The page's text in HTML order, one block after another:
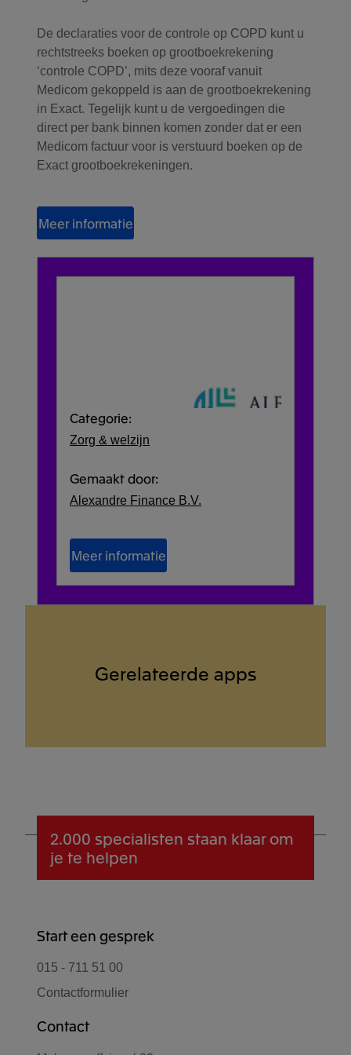
De declaraties voor de controle op COPD kunt u
rechtstreeks boeken op grootboekrekening
‘controle COPD’, mits deze vooraf vanuit
Medicom gekoppeld is aan de grootboekrekening
in Exact. Tegelijk kunt u de vergoedingen die
direct per bank binnen komen zonder dat er een
Medicom factuur voor is verstuurd boeken op de
Exact grootboekrekeningen.
Meer informatie
Categorie:
Zorg & welzijn
Gemaakt door:
Alexandre Finance B.V.
Meer informatie
Gerelateerde apps
2.000 specialisten staan klaar om
je te helpen
Start een gesprek
015 - 711 51 00
Contactformulier
Contact